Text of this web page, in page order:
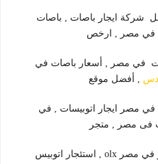
شركة ايجار باصات , باصات
في مصر , ارخص
في مصر , أسعار باصات في
, أفضل موقع
في مصر ايجار اتوبيسات , في
فى مصر , متجر
ايجار اتوبيسات , اتوبيسات للايجار في مصر olx , استئجار اتوبيس